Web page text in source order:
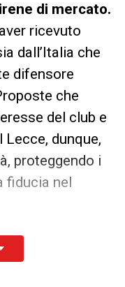
di mercato.
ricevuto
dall’Italia che
difensore
che
del club e
dunque,
proteggendo i
fiducia nel
TOP NEWS